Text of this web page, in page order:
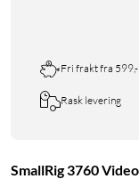
Fri frakt fra 599,-
Rask levering
SmallRig 3760